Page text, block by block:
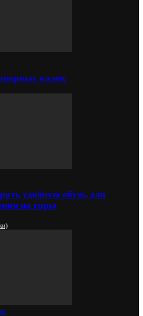
колец
удобную обувь для
на горы